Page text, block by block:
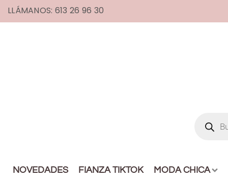
LLÁMANOS: 613 26 96 30
NOVEDADES FIANZA TIKTOK
MODA CHICA